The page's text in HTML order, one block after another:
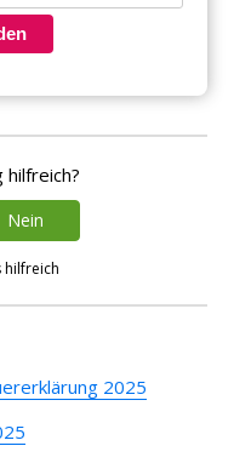
Nein
hilfreich
2025